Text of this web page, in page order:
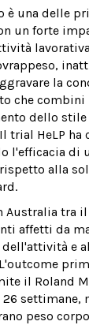
è una delle
un forte
la
che combini
dello stile
trial HeLP ha
l'efficacia di
alla
Australia tra il
affetti da
e
il Roland
26 settimane,
peso